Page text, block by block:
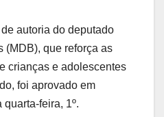
autoria do deputado
(MDB), que reforça as
crianças e adolescentes
foi aprovado em
feira, 1º.